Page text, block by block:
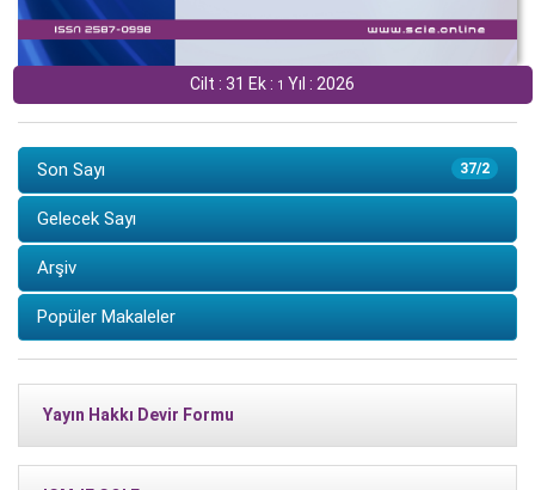
Cilt : 31 Ek : 1 Yıl : 2026
37/2
Son Sayı
Gelecek Sayı
Arşiv
Popüler Makaleler
Yayın Hakkı Devir Formu